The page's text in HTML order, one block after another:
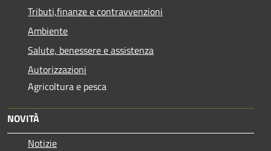
Tributi,finanze e contravvenzioni
Ambiente
Salute, benessere e assistenza
Autorizzazioni
Agricoltura e pesca
NOVITÀ
Notizie